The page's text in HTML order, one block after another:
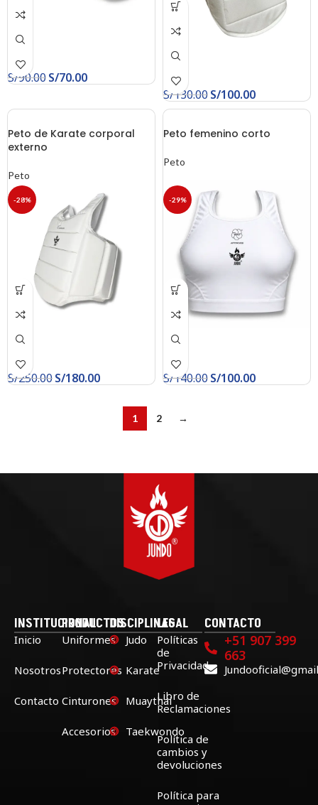
S/90.00S/70.00
S/130.00S/100.00
-28%
Peto de Karate corporal
externo
Peto
S/250.00S/180.00
-29%
Peto femenino corto
Peto
S/140.00S/100.00
1 2 →
INSTITUCIONAL
Inicio
Nosotros
Contacto
PRODUCTOS
Uniformes
Protectores
Cinturones
Accesorios
DISCIPLINAS
Judo
Karate
Muaythai
Taekwondo
LEGAL
Políticas
de
Privacidad
Libro de
Reclamaciones
Política de
cambios y
devoluciones
Política para
CONTACTO
+51 907 399
663